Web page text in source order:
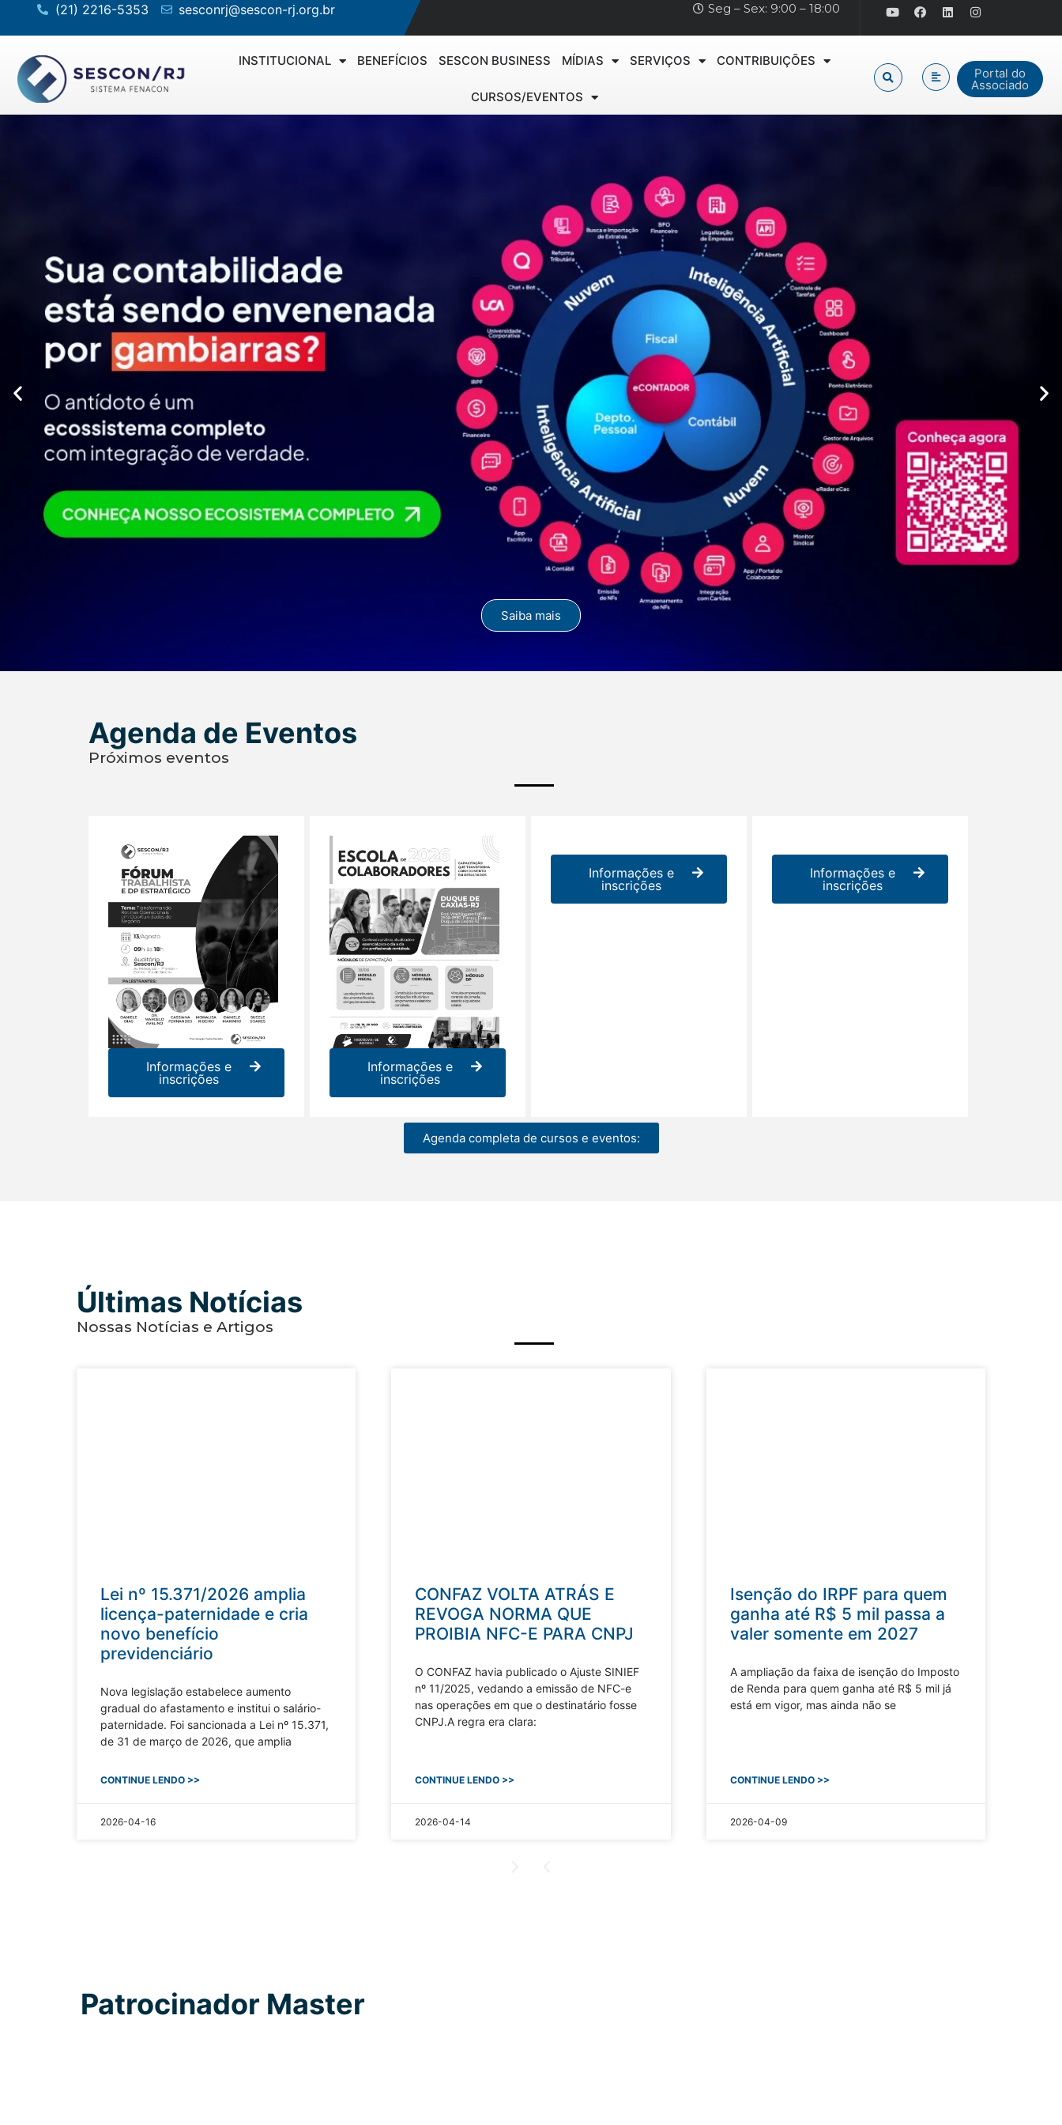
(21) 2216-5353 sesconrj@sescon-rj.org.br Seg – Sex: 9:00 – 18:00
INSTITUCIONAL BENEFÍCIOS SESCON BUSINESS MÍDIAS SERVIÇOS CONTRIBUIÇÕES
CURSOS/EVENTOS
Portal do
Associado
Saiba mais
Agenda de Eventos
Próximos eventos
Informações e
inscrições
Informações e
inscrições
Informações e
inscrições
Informações e
inscrições
Agenda completa de cursos e eventos:
Últimas Notícias
Nossas Notícias e Artigos
Lei nº 15.371/2026 amplia
licença-paternidade e cria
novo benefício
previdenciário
Nova legislação estabelece aumento
gradual do afastamento e institui o salário-
paternidade. Foi sancionada a Lei nº 15.371,
de 31 de março de 2026, que amplia
CONTINUE LENDO >>
2026-04-16
CONFAZ VOLTA ATRÁS E
REVOGA NORMA QUE
PROIBIA NFC-E PARA CNPJ
O CONFAZ havia publicado o Ajuste SINIEF
nº 11/2025, vedando a emissão de NFC-e
nas operações em que o destinatário fosse
CNPJ.A regra era clara:
CONTINUE LENDO >>
2026-04-14
Isenção do IRPF para quem
ganha até R$ 5 mil passa a
valer somente em 2027
A ampliação da faixa de isenção do Imposto
de Renda para quem ganha até R$ 5 mil já
está em vigor, mas ainda não se
CONTINUE LENDO >>
2026-04-09
Patrocinador Master